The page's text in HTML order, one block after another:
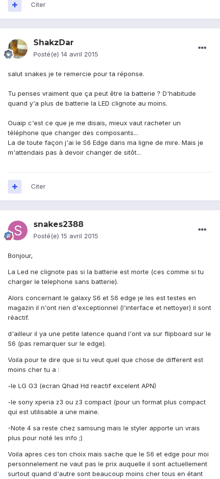
Citer
ShakzDar
Posté(e) 14 avril 2015
salut snakes je te remercie pour ta réponse.
Tu penses vraiment que ça peut être la batterie ? D'habitude
quand y'a plus de batterie la LED clignote au moins.
Ouaip c'est ce que je me disais, mieux vaut racheter un
téléphone que changer des composants...
La de toute façon j'ai le S6 Edge dans ma ligne de mire. Mais je
m'attendais pas à devoir changer de sitôt...
Citer
snakes2388
Posté(e) 15 avril 2015
Bonjour,
La Led ne clignote pas si la batterie est morte (ces comme si tu
charger le telephone sans batterie).
Alors concernant le galaxy S6 et S6 edge je les est testes en
magazin il n'ont rien d'exceptionnel (l'interface et nettoyer) il sont
réactif.
d'ailleur il ya une petite latence quand l'ont va sur flipboard sur le
S6 (pas remarquer sur le edge).
Voila pour te dire que si tu veut quel que chose de different est
moins cher tu a :
-le LG G3 (ecran Qhad Hd reactif excelent APN)
-le sony xperia z3 ou z3 compact (pour un format plus compact
qui est utilisable a une maine.
-Note 4 sa reste chez samsung mais le styler apporte un vrais
plus pour noté les info ;)
Voila apres ces ton choix mais sache que le S6 et edge pour moi
personnelement ne vaut pas le prix auquelle il sont actuellement
surtout quand d'autre sont beaucoup moins cher tous en étant